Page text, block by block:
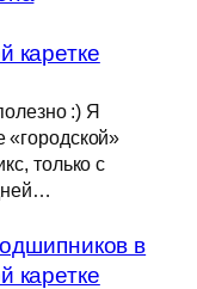
каретке
:) Я
только с
в
каретке